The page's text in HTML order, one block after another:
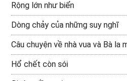
Rộng lớn như biển
Dòng chảy của những suy nghĩ
Câu chuyện về nhà vua và Bà la
Hổ chết còn sói